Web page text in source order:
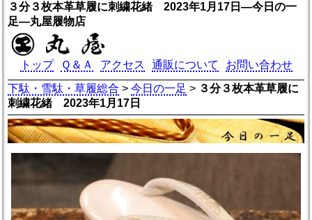
３分３枚本革草履に刺繍花緒 2023年1月17日―今日の一
足―丸屋履物店
トップ Ｑ＆Ａ アクセス 通販について
お問い合わせ
下駄・雪駄・草履総合 >今日の一足 > ３分３枚本革草履に
刺繍花緒 2023年1月17日